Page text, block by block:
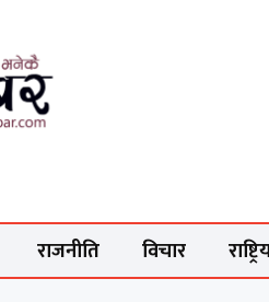
राजनीति विचार